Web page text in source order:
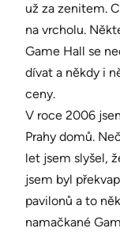
už za zenitem.
na vrcholu.
Game Hall se
dívat a někdy i
ceny.
V roce 2006
Prahy domů.
let jsem slyšel,
jsem byl
pavilonů a to
namačkané